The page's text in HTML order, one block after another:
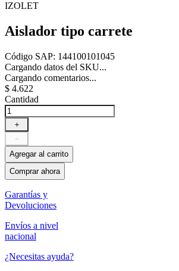
IZOLET
Aislador tipo carrete
Código SAP: 144100101045
Cargando datos del SKU...
Cargando comentarios...
$ 4.622
Cantidad
＋
－
Agregar al carrito
Comprar ahora
Garantías y
Devoluciones
Envíos a nivel
nacional
¿Necesitas ayuda?